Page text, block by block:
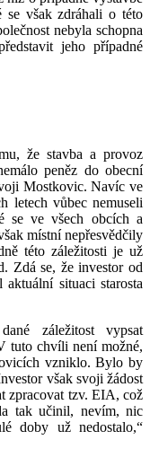
se však zdráhali o této
nebyla schopna
jeho případné
že stavba a provoz
peněz do obecní
Mostkovic. Navíc ve
letech vůbec nemuseli
se ve všech obcích a
místní nepřesvědčily
této záležitosti je už
Zdá se, že investor od
aktuální situaci starosta
záležitost vypsat
tuto chvíli není možné,
vzniklo. Bylo by
však svoji žádost
zpracovat tzv. EIA, což
tak učinil, nevím, nic
doby už nedostalo,“